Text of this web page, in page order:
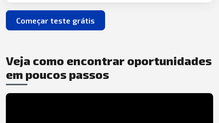
Começar teste grátis
Veja como encontrar oportunidades
em poucos passos